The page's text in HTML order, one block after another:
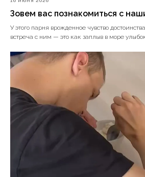
Зовем вас познакомиться с
У этого парня врожденное чувство
встреча с ним — это как заплыв в море